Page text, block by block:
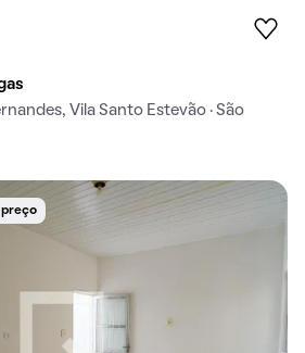
Vila Santo Estevão · São
preço